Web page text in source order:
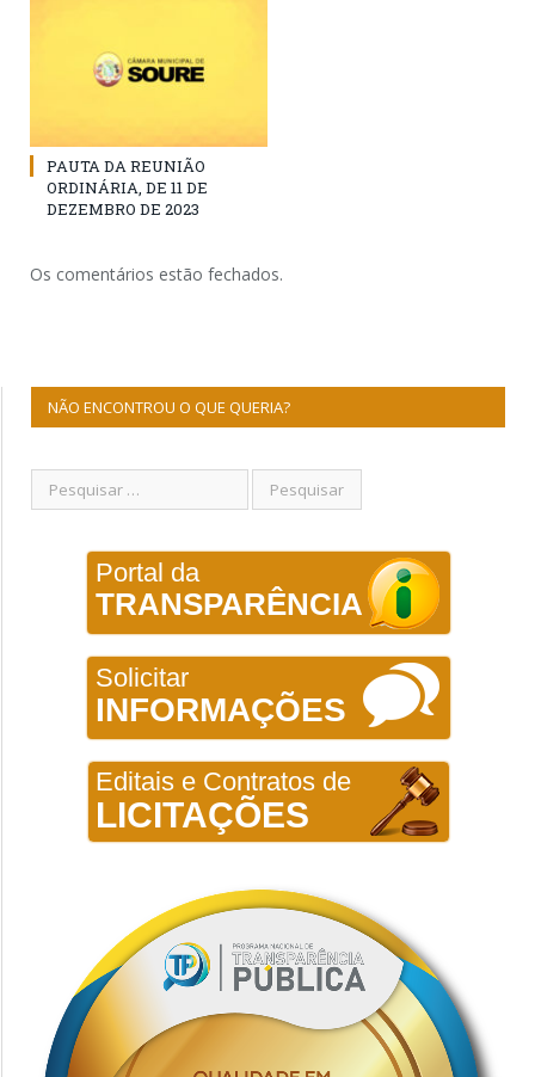
PAUTA DA REUNIÃO
ORDINÁRIA, DE 11 DE
DEZEMBRO DE 2023
Os comentários estão fechados.
NÃO ENCONTROU O QUE QUERIA?
Portal da
TRANSPARÊNCIA
Solicitar
INFORMAÇÕES
Editais e Contratos de
LICITAÇÕES